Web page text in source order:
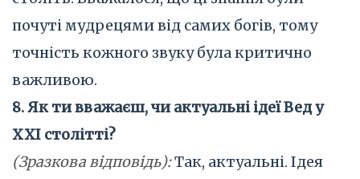
почуті мудрецями від самих богів, тому
точність кожного звуку була критично
важливою.
8. Як ти вважаєш, чи актуальні ідеї Вед у
XXI столітті?
(Зразкова відповідь):Так, актуальні. Ідея